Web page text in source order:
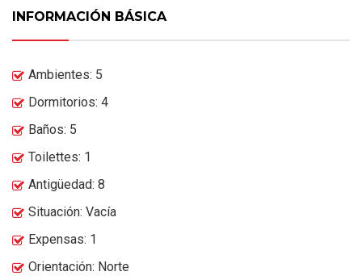
INFORMACIÓN BÁSICA
Ambientes: 5
Dormitorios: 4
Baños: 5
Toilettes: 1
Antigüedad: 8
Situación: Vacía
Expensas: 1
Orientación: Norte